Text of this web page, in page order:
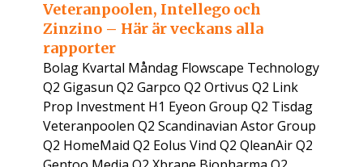
Veteranpoolen, Intellego och
Zinzino – Här är veckans alla
rapporter
Bolag Kvartal Måndag Flowscape Technology
Q2 Gigasun Q2 Garpco Q2 Ortivus Q2 Link
Prop Investment H1 Eyeon Group Q2 Tisdag
Veteranpoolen Q2 Scandinavian Astor Group
Q2 HomeMaid Q2 Eolus Vind Q2 QleanAir Q2